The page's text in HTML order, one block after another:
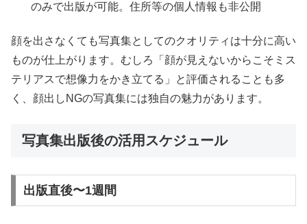
のみで出版が可能。住所等の個人情報も非公開
顔を出さなくても写真集としてのクオリティは十分に高い
ものが仕上がります。むしろ「顔が見えないからこそミス
テリアスで想像力をかき立てる」と評価されることも多
く、顔出しNGの写真集には独自の魅力があります。
写真集出版後の活用スケジュール
出版直後〜1週間